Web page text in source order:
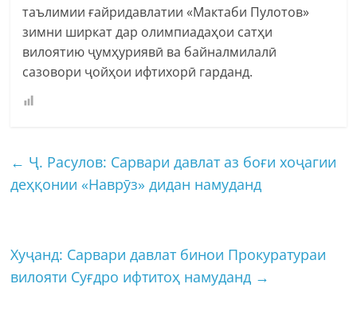
таълимии ғайридавлатии «Мактаби Пулотов»
зимни ширкат дар олимпиадаҳои сатҳи
вилоятию ҷумҳуриявӣ ва байналмилалӣ
сазовори ҷойҳои ифтихорӣ гарданд.
← Ҷ. Расулов: Сарвари давлат аз боғи хоҷагии
деҳқонии «Наврӯз» дидан намуданд
Хуҷанд: Сарвари давлат бинои Прокуратураи
вилояти Суғдро ифтитоҳ намуданд →